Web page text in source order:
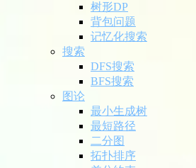
树形DP
背包问题
记忆化搜索
搜索
DFS搜索
BFS搜索
图论
最小生成树
最短路径
二分图
拓扑排序